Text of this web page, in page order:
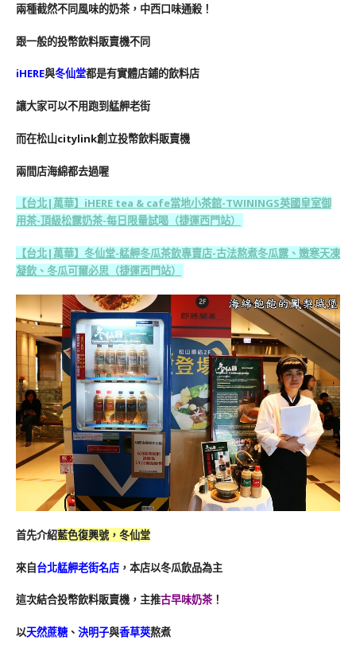
兩種截然不同風味的奶茶，中西口味通殺！
跟一般的投幣飲料販賣機不同
iHERE與冬仙堂都是有實體店鋪的飲料店
讓大家可以不用跑到艋舺老街
而在松山citylink創立投幣飲料販賣機
兩間店海綿都去過喔
【台北|萬華】iHERE tea & cafe當地小茶館-TWININGS英國皇室御
用茶-頂級松露奶茶-每日限量試喝（捷運西門站）
【台北|萬華】冬仙堂-艋舺冬瓜茶飲專賣店-古法熬煮冬瓜露、嫩寒天凍
凝飲、冬瓜可爾必思（捷運西門站）
首先介紹藍色復興號，冬仙堂
來自台北艋舺老街名店 ，本店以冬瓜飲品為主
這次結合投幣飲料販賣機，主推古早味奶茶！
以天然蔗糖、 決明子與香草莢熬煮